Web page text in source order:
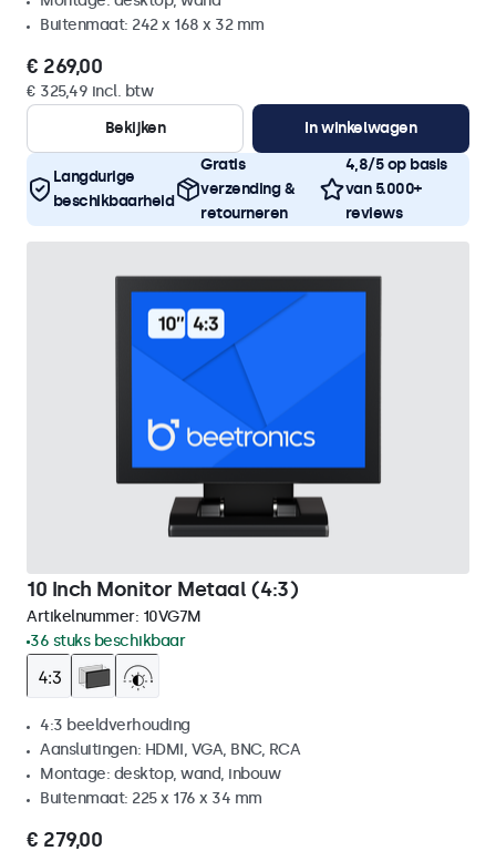
Buitenmaat: 242 x 168 x 32 mm
€ 269,00
€ 325,49 incl. btw
Bekijken
In winkelwagen
Langdurige
beschikbaarheid
Gratis
verzending &
retourneren
4,8/5 op basis
van 5.000+
reviews
10 Inch Monitor Metaal (4:3)
Artikelnummer: 10VG7M
36 stuks beschikbaar
4:3 beeldverhouding
Aansluitingen: HDMI, VGA, BNC, RCA
Montage: desktop, wand, inbouw
Buitenmaat: 225 x 176 x 34 mm
€ 279,00